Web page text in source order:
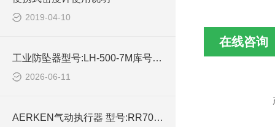
2019-04-10
工业防坠器型号:LH-500-7M库号：M414454的简单介绍
2026-06-11
AERKEN气动执行器 型号:RR700-AT92K 库号：M45557 的简单介绍
在线咨询